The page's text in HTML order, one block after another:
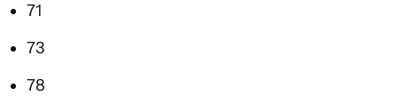
71
73
78